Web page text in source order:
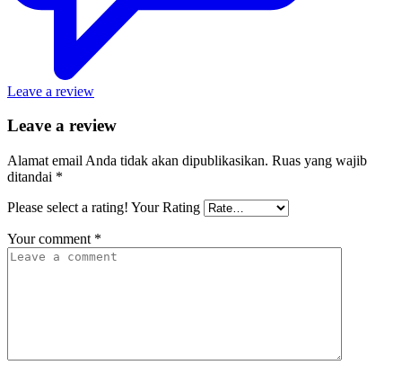
Leave a review
Leave a review
Alamat email Anda tidak akan dipublikasikan. Ruas yang wajib
ditandai *
Please select a rating! Your Rating
Your comment *